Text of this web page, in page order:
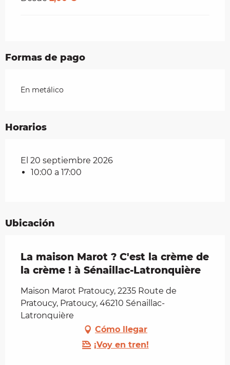
Formas de pago
En metálico
Horarios
El 20 septiembre 2026
10:00 a 17:00
Ubicación
La maison Marot ? C'est la crème de
la crème ! à Sénaillac-Latronquière
Maison Marot Pratoucy, 2235 Route de
Pratoucy, Pratoucy, 46210 Sénaillac-
Latronquière
Cómo llegar
¡Voy en tren!